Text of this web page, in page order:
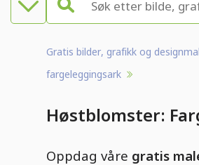
Gratis bilder, grafikk og
fargeleggingsark
Høstblomster:
Oppdag våre gratis